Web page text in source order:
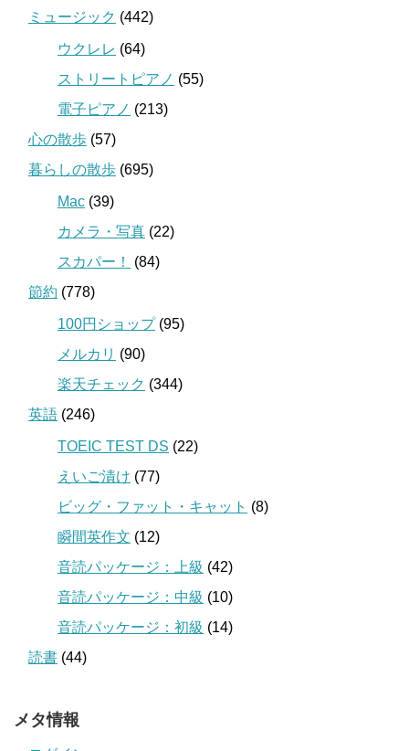
ミュージック (442)
ウクレレ (64)
ストリートピアノ (55)
電子ピアノ (213)
心の散歩 (57)
暮らしの散歩 (695)
Mac (39)
カメラ・写真 (22)
スカパー！
(84)
節約 (778)
100円ショップ(95)
メルカリ (90)
楽天チェック (344)
英語 (246)
TOEIC TEST DS (22)
えいご漬け (77)
ビッグ・ファット・キャット (8)
瞬間英作文 (12)
音読パッケージ：上級 (42)
音読パッケージ：中級 (10)
音読パッケージ：初級 (14)
読書 (44)
メタ情報